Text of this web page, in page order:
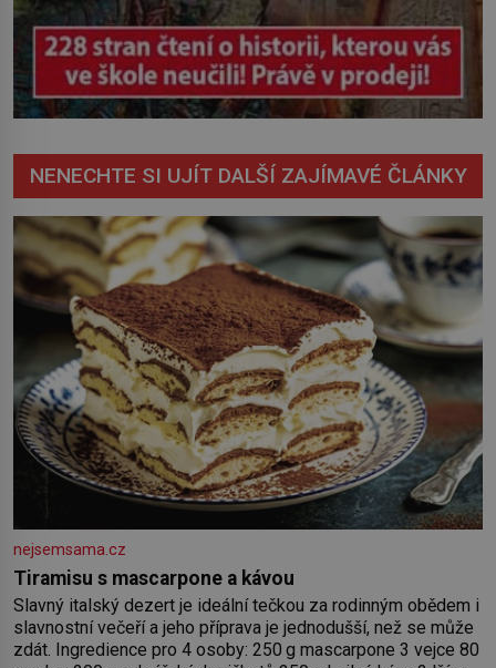
NENECHTE SI UJÍT DALŠÍ ZAJÍMAVÉ ČLÁNKY
nejsemsama.cz
Tiramisu s mascarpone a kávou
Slavný italský dezert je ideální tečkou za rodinným obědem i
slavnostní večeří a jeho příprava je jednodušší, než se může
zdát. Ingredience pro 4 osoby: 250 g mascarpone 3 vejce 80